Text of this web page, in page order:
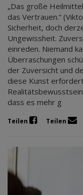
„Das große
das Vertrauen.“
Sicherheit, doch
Ungewissheit.
einreden. Niemand
Überraschungen
der Zuversicht und
diese Kunst
dass es mehr g
Teilen Teilen